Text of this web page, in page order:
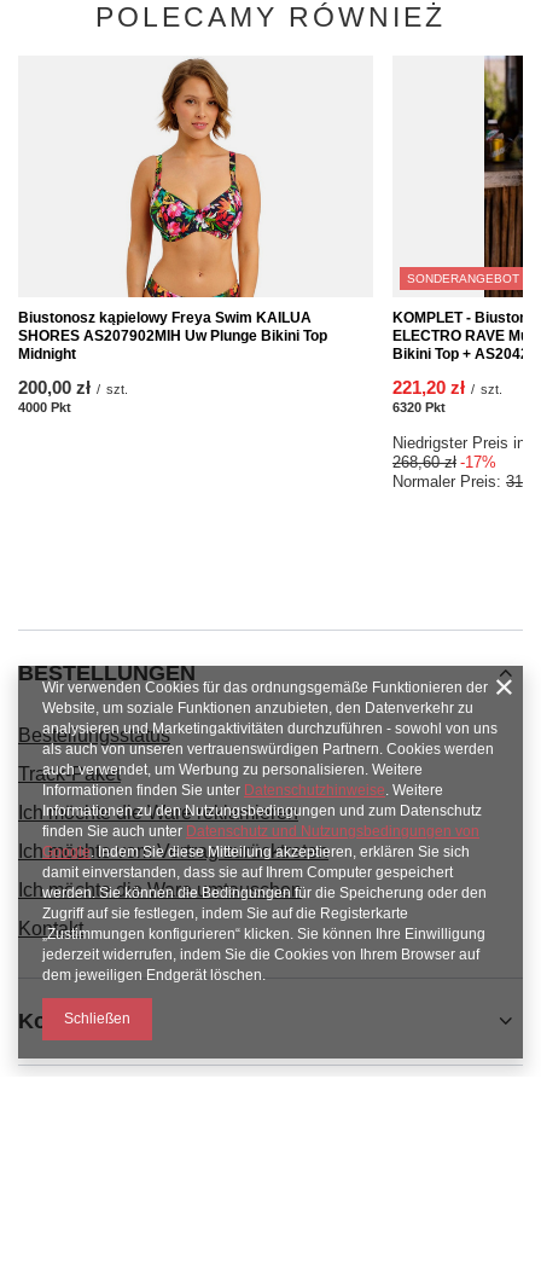
POLECAMY RÓWNIEŻ
Biustonosz kąpielowy Freya Swim KAILUA
SHORES AS207902MIH Uw Plunge Bikini Top
Midnight
200,00 zł / szt.
4000 Pkt
SONDERANGEBOT
KOMPLET -
ELECTRO RAVE
Bikini Top +
221,20 zł / szt.
6320 Pkt
Niedrigster Preis in
268,60 zł -17%
Normaler Preis:
BESTELLUNGEN
Bestellungsstatus
Track-Paket
Ich möchte die Ware reklamieren
Ich möchte vom Vertrag zurücktreten
Ich möchte die Ware umtauschen
Kontakt
Konto
Wir verwenden Cookies für das ordnungsgemäße Funktionieren der
Website, um soziale Funktionen anzubieten, den Datenverkehr zu
analysieren und Marketingaktivitäten durchzuführen - sowohl von uns
als auch von unseren vertrauenswürdigen Partnern. Cookies werden
auch verwendet, um Werbung zu personalisieren. Weitere
Informationen finden Sie unter Datenschutzhinweise. Weitere
Informationen zu den Nutzungsbedingungen und zum Datenschutz
finden Sie auch unter Datenschutz und Nutzungsbedingungen von
Google. Indem Sie diese Mitteilung akzeptieren, erklären Sie sich
damit einverstanden, dass sie auf Ihrem Computer gespeichert
werden. Sie können die Bedingungen für die Speicherung oder den
Zugriff auf sie festlegen, indem Sie auf die Registerkarte
„Zustimmungen konfigurieren“ klicken. Sie können Ihre Einwilligung
jederzeit widerrufen, indem Sie die Cookies von Ihrem Browser auf
dem jeweiligen Endgerät löschen.
Schließen